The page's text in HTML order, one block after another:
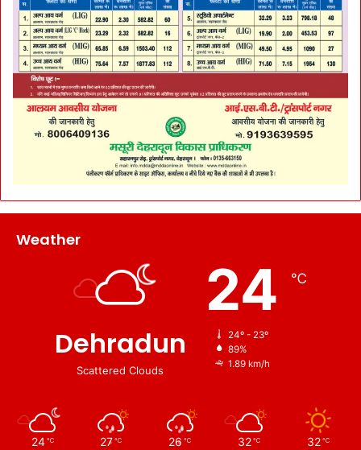
Weather
Dehradun
Scattered Clouds
24 ℃
24º - 23º
89%
1.89 km/h
24 ℃ 27 ℃ 26 ℃ 32 ℃ 32 ℃